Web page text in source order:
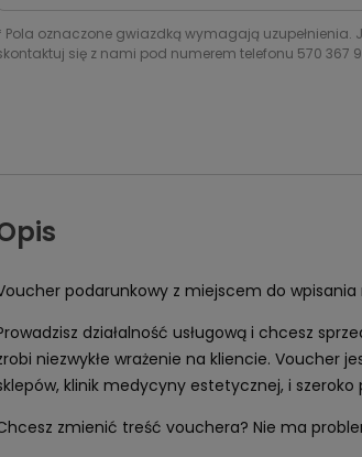
Pola oznaczone gwiazdką wymagają uzupełnienia.
się z nami pod numerem telefonu 570 367
podarunkowy z miejscem do
działalność usługową i chcesz
niezwykłe wrażenie na kliencie. Voucher
klinik medycyny estetycznej, i
zmienić treść vouchera? Nie ma